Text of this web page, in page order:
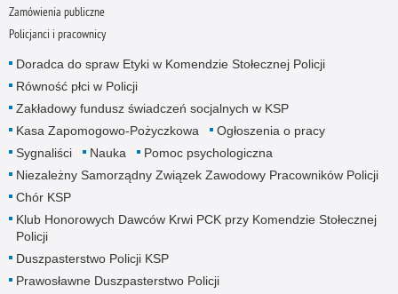
Zamówienia publiczne
Policjanci i pracownicy
Doradca do spraw Etyki w Komendzie Stołecznej Policji
Równość płci w Policji
Zakładowy fundusz świadczeń socjalnych w KSP
Kasa Zapomogowo-Pożyczkowa
Ogłoszenia o pracy
Sygnaliści
Nauka
Pomoc psychologiczna
Niezależny Samorządny Związek Zawodowy Pracowników Policji
Chór KSP
Klub Honorowych Dawców Krwi PCK przy Komendzie Stołecznej
Policji
Duszpasterstwo Policji KSP
Prawosławne Duszpasterstwo Policji